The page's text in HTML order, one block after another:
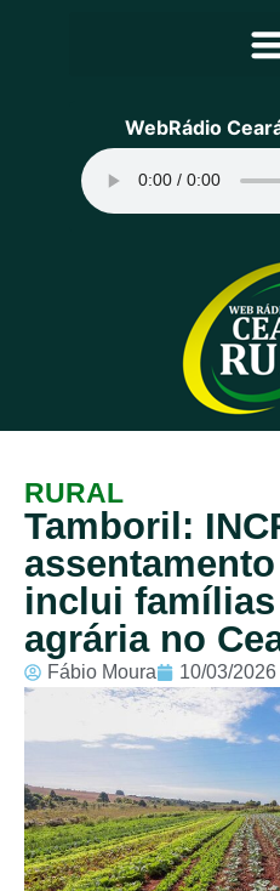
Equipe
Sobre
WebRádio
RURAL
Tamboril:
inclui
agrária no
Fábio Moura 10/03/2026